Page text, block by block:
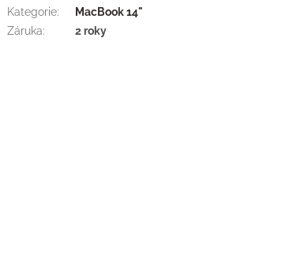
Kategorie:
MacBook 14"
Záruka: 2 roky